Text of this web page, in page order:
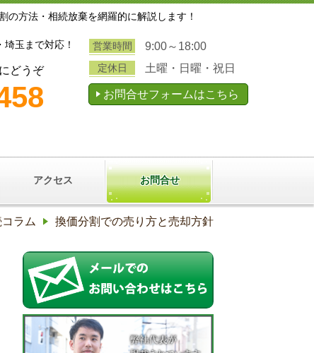
方法・相続放棄を網羅的に解説します！
玉まで対応！
どうぞ
営業時間 9:00～18:00
定休日 土曜・日曜・祝日
お問合せフォームはこちら
アクセス お問合せ
ラム 換価分割での売り方と売却方針